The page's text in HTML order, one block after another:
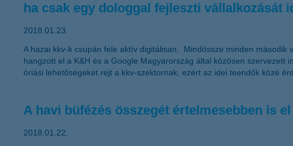
ha csak egy dologgal fejleszti vállalkozását
2018.01.23.
A hazai kkv-k csupán fele aktív digitálisan. Mindössze minden
hangzott el a K&H és a Google Magyarország által közösen
óriási lehetőségeket rejt a kkv-szektornak, ezért az idei teendők közé
A havi büfézés összegét értelmesebben is
2018.01.22.